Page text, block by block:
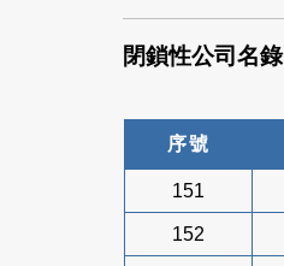
閉鎖性公司名錄
序號
151
152